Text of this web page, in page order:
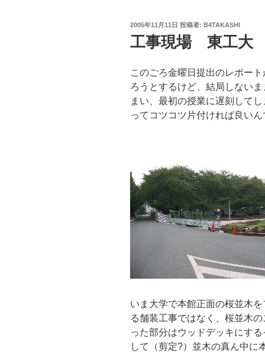
投
稿
2005年11月11日 投稿者: B4TAKASHI
工事現場 東工大
このごろ金曜日提出のレポー
ろうとするけど、結局しない
まい、最初の授業に遅刻して
ってコツコツ片付ければ良いん
いま大学で本館正面の桜並木
る舗装工事ではなく、桜並木
った部分はウッドデッキにす
して（剪定?）並木の真ん中に